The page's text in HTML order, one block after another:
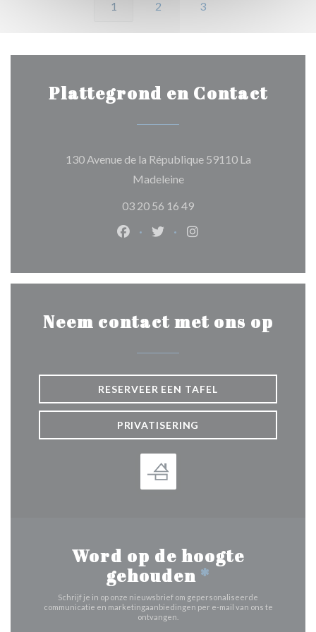
1 2 3
Plattegrond en Contact
130 Avenue de la République 59110 La
Madeleine((opent in een nieuw
03 20 56 16 49
Facebook ((opent in een nieuw
Twitter ((opent in een
Instagram ((opent in
Neem contact met ons op
RESERVEER EEN TAFEL
PRIVATISERING
Word op de hoogte
gehouden *
Schrijf je in op onze nieuwsbrief om gepersonaliseerde
communicatie en marketingaanbiedingen per e-mail van ons te
ontvangen.